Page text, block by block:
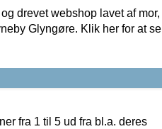
drevet webshop lavet af mor,
Glyngøre. Klik her for at se
fra 1 til 5 ud fra bl.a. deres